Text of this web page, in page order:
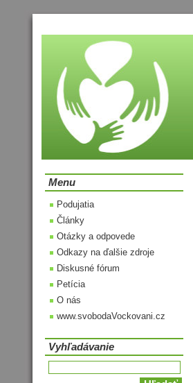
Menu
Podujatia
Články
Otázky a odpovede
Odkazy na ďalšie zdroje
Diskusné fórum
Petícia
O nás
www.svobodaVockovani.cz
Vyhľadávanie